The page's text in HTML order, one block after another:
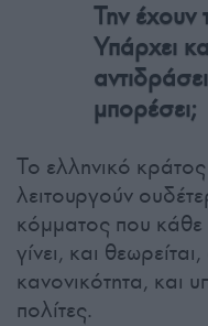
Την έχουν
Υπάρχει
μπορέσει;
Το ελληνικό
λειτουργούν
κόμματος που κάθε
γίνει, και
κανονικότητα, και
πολίτες.